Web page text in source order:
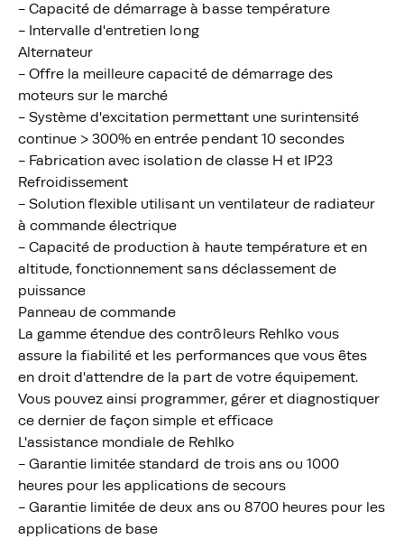
- Capacité de démarrage à basse température
- Intervalle d'entretien long
Alternateur
- Offre la meilleure capacité de démarrage des
moteurs sur le marché
- Système d'excitation permettant une surintensité
continue > 300% en entrée pendant 10 secondes
- Fabrication avec isolation de classe H et IP23
Refroidissement
- Solution flexible utilisant un ventilateur de radiateur
à commande électrique
- Capacité de production à haute température et en
altitude, fonctionnement sans déclassement de
puissance
Panneau de commande
La gamme étendue des contrôleurs Rehlko vous
assure la fiabilité et les performances que vous êtes
en droit d'attendre de la part de votre équipement.
Vous pouvez ainsi programmer, gérer et diagnostiquer
ce dernier de façon simple et efficace
L'assistance mondiale de Rehlko
- Garantie limitée standard de trois ans ou 1000
heures pour les applications de secours
- Garantie limitée de deux ans ou 8700 heures pour les
applications de base